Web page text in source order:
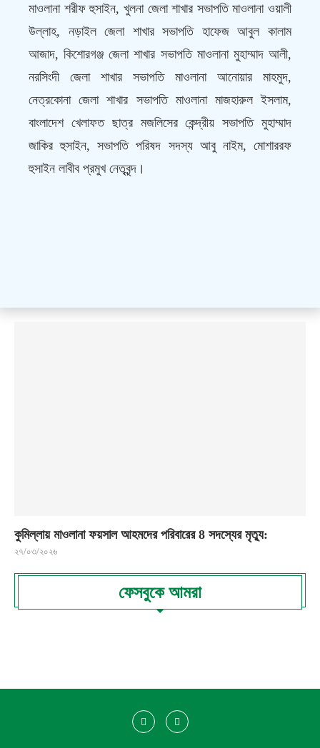
মাওলানা শরীফ হুসাইন, খুলনা জেলা শাখার সভাপতি মাওলানা ওয়ালী
উল্লাহ, নড়াইল জেলা শাখার সভাপতি হাফেজ আবুল কালাম
আজাদ, কিশোরগঞ্জ জেলা শাখার সভাপতি মাওলানা মুহাম্মাদ আলী,
নরসিংদী জেলা শাখার সভাপতি মাওলানা আনোয়ার মাহমুদ,
নেত্রকোনা জেলা শাখার সভাপতি মাওলানা মাজহারুল ইসলাম,
বাংলাদেশ খেলাফত ছাত্র মজলিসের কেন্দ্রীয় সভাপতি মুহাম্মাদ
জাকির হুসাইন, সভাপতি পরিষদ সদস্য আবু নাইম, মোশাররফ
হুসাইন লাবীব প্রমুখ নেতৃবৃন্দ।
কুমিল্লায় মাওলানা ফয়সাল আহমদের পরিবারের 8 সদস্যের মৃত্যু:
২৭/০৩/২০২৬
ফেসবুকে আমরা